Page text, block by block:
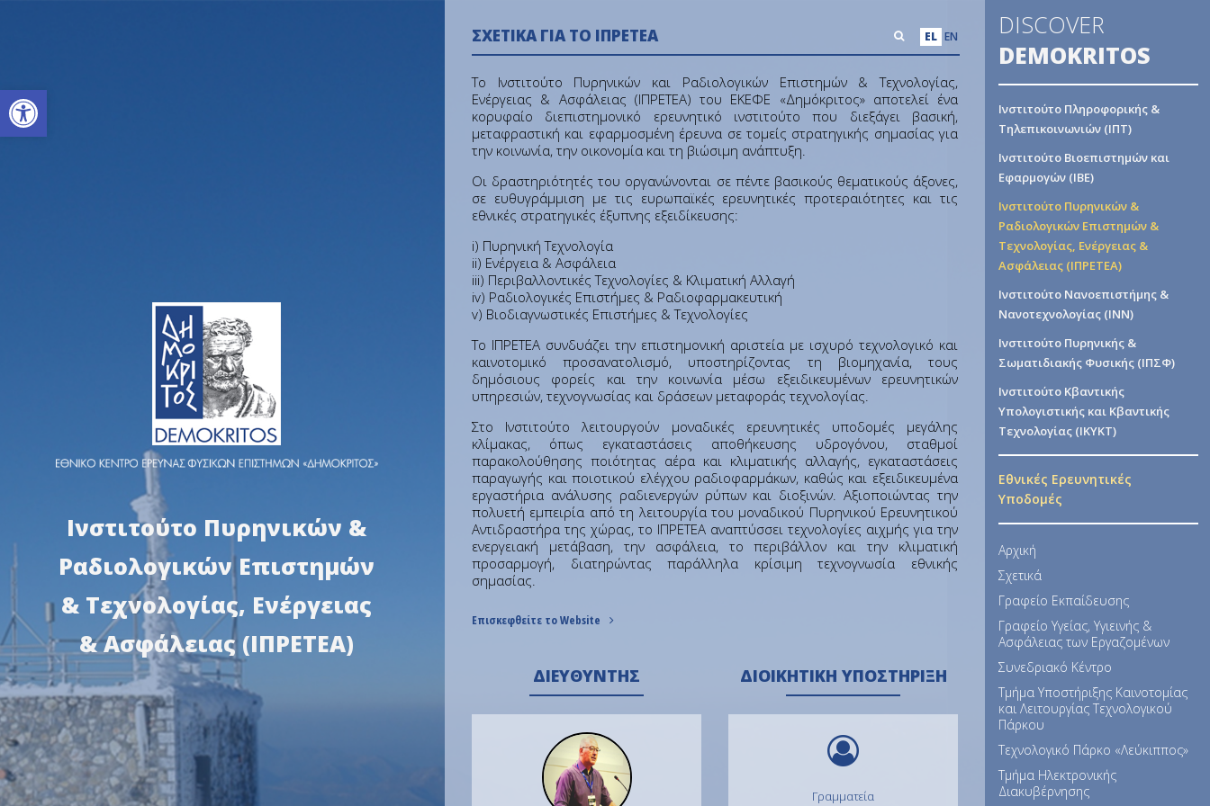
Ανοίξτε τη γραμμή εργαλείων
DISCOVER
DEMOKRITOS
Ινστιτούτο Πληροφορικής &
Τηλεπικοινωνιών (ΙΠΤ)
Ινστιτούτο Βιοεπιστημών και
Εφαρμογών (ΙΒΕ)
Ινστιτούτο Πυρηνικών &
Ραδιολογικών Επιστημών &
Τεχνολογίας, Ενέργειας &
Ασφάλειας (ΙΠΡΕΤΕΑ)
Ινστιτούτο Νανοεπιστήμης &
Νανοτεχνολογίας (ΙΝΝ)
Ινστιτούτο Πυρηνικής &
Σωματιδιακής Φυσικής (ΙΠΣΦ)
Ινστιτούτο Κβαντικής
Υπολογιστικής και Κβαντικής
Τεχνολογίας (ΙΚΥΚΤ)
Εθνικές Ερευνητικές
Υποδομές
Αρχική
Σχετικά
Γραφείο Εκπαίδευσης
Γραφείο Υγείας, Υγιεινής &
Ασφάλειας των Εργαζομένων
Συνεδριακό Κέντρο
Τμήμα Υποστήριξης Καινοτομίας
και Λειτουργίας Τεχνολογικού
Πάρκου
Τεχνολογικό Πάρκο «Λεύκιππος»
Τμήμα Ηλεκτρονικής
Διακυβέρνησης
ΣΧΕΤΙΚΆ ΓΙΑ ΤΟ ΙΠΡΕΤΕΑ EL EN
Το Ινστιτούτο Πυρηνικών και Ραδιολογικών Επιστημών & Τεχνολογίας,
Ενέργειας & Ασφάλειας (ΙΠΡΕΤΕΑ) του ΕΚΕΦΕ «Δημόκριτος» αποτελεί ένα
κορυφαίο διεπιστημονικό ερευνητικό ινστιτούτο που διεξάγει βασική,
μεταφραστική και εφαρμοσμένη έρευνα σε τομείς στρατηγικής σημασίας για
την κοινωνία, την οικονομία και τη βιώσιμη ανάπτυξη.
Οι δραστηριότητές του οργανώνονται σε πέντε βασικούς θεματικούς άξονες,
σε ευθυγράμμιση με τις ευρωπαϊκές ερευνητικές προτεραιότητες και τις
εθνικές στρατηγικές έξυπνης εξειδίκευσης:
i) Πυρηνική Τεχνολογία
ii) Ενέργεια & Ασφάλεια
iii) Περιβαλλοντικές Τεχνολογίες & Κλιματική Αλλαγή
iv) Ραδιολογικές Επιστήμες & Ραδιοφαρμακευτική
v) Βιοδιαγνωστικές Επιστήμες & Τεχνολογίες
Το ΙΠΡΕΤΕΑ συνδυάζει την επιστημονική αριστεία με ισχυρό τεχνολογικό και
καινοτομικό προσανατολισμό, υποστηρίζοντας τη βιομηχανία, τους
δημόσιους φορείς και την κοινωνία μέσω εξειδικευμένων ερευνητικών
υπηρεσιών, τεχνογνωσίας και δράσεων μεταφοράς τεχνολογίας.
Στο Ινστιτούτο λειτουργούν μοναδικές ερευνητικές υποδομές μεγάλης
κλίμακας, όπως εγκαταστάσεις αποθήκευσης υδρογόνου, σταθμοί
παρακολούθησης ποιότητας αέρα και κλιματικής αλλαγής, εγκαταστάσεις
παραγωγής και ποιοτικού ελέγχου ραδιοφαρμάκων, καθώς και εξειδικευμένα
εργαστήρια ανάλυσης ραδιενεργών ρύπων και διοξινών. Αξιοποιώντας την
πολυετή εμπειρία από τη λειτουργία του μοναδικού Πυρηνικού Ερευνητικού
Αντιδραστήρα της χώρας, το ΙΠΡΕΤΕΑ αναπτύσσει τεχνολογίες αιχμής για την
ενεργειακή μετάβαση, την ασφάλεια, το περιβάλλον και την κλιματική
προσαρμογή, διατηρώντας παράλληλα κρίσιμη τεχνογνωσία εθνικής
σημασίας.
Επισκεφθείτε το Website
ΔΙΕΥΘΥΝΤΉΣ ΔΙΟΙΚΗΤΙΚΉ ΥΠΟΣΤΉΡΙΞΗ
Γραμματεία
Ινστιτούτο Πυρηνικών &
Ραδιολογικών Επιστημών
& Τεχνολογίας, Ενέργειας
& Ασφάλειας (ΙΠΡΕΤΕΑ)